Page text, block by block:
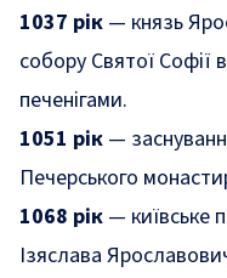
1037 рік — князь
собору Святої Софії
печенігами.
1051 рік —
Печерського
1068 рік — київське
Ізяслава